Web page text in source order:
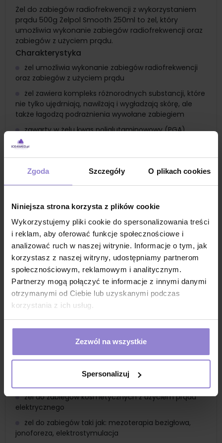
Zgoda Szczegóły O plikach cookies
Niniejsza strona korzysta z plików cookie
Wykorzystujemy pliki cookie do spersonalizowania treści
i reklam, aby oferować funkcje społecznościowe i
analizować ruch w naszej witrynie. Informacje o tym, jak
korzystasz z naszej witryny, udostępniamy partnerom
społecznościowym, reklamowym i analitycznym.
Partnerzy mogą połączyć te informacje z innymi danymi
otrzymanymi od Ciebie lub uzyskanymi podczas
korzystania z ich usług.
Zezwól na wszystkie
Spersonalizuj
Żel do zabiegów radiofrekwencji z wykorzystaniem
prądu 500g Żelpol Smooth 250ml to żel, który
umożliwia wykonanie zabiegów radiofrekwencji oraz
zabiegów z użyciem prądu.
Charakterystyka
żel umożliwia wykonanie zabiegów radiofrekwencji
oraz zabiegów z użyciem prądu
żel zawiera kompleks różnorodnych substancji, które
nie tylko ujędrniają, nawilżają i wygładzają skórę, ale
także łagodzą podrażnienia wywołane zabiegiem
zawarty w żelu kwas poliglutaminowowy (PGA)
nawilża, zwiększa przewodnictwo oraz likwiduje barierę
skóry zwiększając jej przenikalność na czas zabiegu
dodatek skleroglucanu zapewnia ochronę skóry i
łagodzenie podrażnień, a mocznik wraz
trimetylogliceryną ograniczają transepidermalną
żel zmniejsza szorstkość skóry poprzez regulację
naturalnego złuszczania się naskórka oraz
odbudowywuje naturalny czynnik nawilżający (NMF)
żel jest przezroczysty, nietłusty i łatwy do aplikacji
oraz usunięcia
po zabiegu skóra jest gładka oraz doskonale
nawilżona
Zastosowanie
żel do RF
żel do zabiegów RF
preparat przeznaczony jest do wykonywania
żel do zabiegów kosmetycznych z użyciem prądu
elektrycznego
żel do zabiegów taki jak: mezoterapia bezigłowa,
jonoforeza, elektrostymulacja